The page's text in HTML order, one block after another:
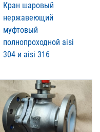
Кран шаровый
нержавеющий
муфтовый
полнопроходной aisi
304 и aisi 316